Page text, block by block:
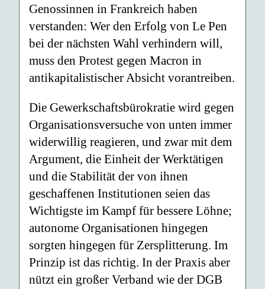
Genossinnen in Frankreich haben
verstanden: Wer den Erfolg von Le Pen
bei der nächsten Wahl verhindern will,
muss den Protest gegen Macron in
antikapitalistischer Absicht vorantreiben.
Die Gewerkschaftsbürokratie wird gegen
Organisationsversuche von unten immer
widerwillig reagieren, und zwar mit dem
Argument, die Einheit der Werktätigen
und die Stabilität der von ihnen
geschaffenen Institutionen seien das
Wichtigste im Kampf für bessere Löhne;
autonome Organisationen hingegen
sorgten hingegen für Zersplitterung. Im
Prinzip ist das richtig. In der Praxis aber
nützt ein großer Verband wie der DGB